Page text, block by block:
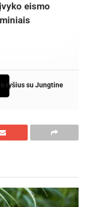
eismo
ryšius su Jungtine
būstai miestui
ir naujos Socialinių
nepraleido